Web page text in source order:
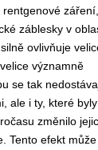
záblesky v
ovlivňuje
významně
se tak
ale i ty, které byly
změnilo
Tento efekt